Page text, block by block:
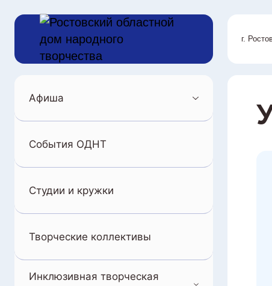
г.
Афиша
События ОДНТ
Студии и кружки
Творческие коллективы
Инклюзивная творческая